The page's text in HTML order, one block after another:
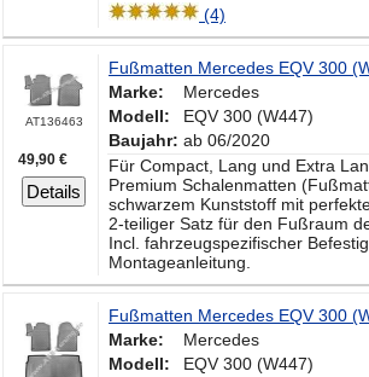
(4)
AT136463
49,90 €
Details
Fußmatten Mercedes EQV 300
Marke:
Mercedes
Modell:
EQV 300 (W447)
Baujahr: ab 06/2020
Für Compact, Lang und Extra
Premium Schalenmatten
schwarzem Kunststoff mit
2-teiliger Satz für den Fußraum
Incl. fahrzeugspezifischer
Montageanleitung.
Fußmatten Mercedes EQV 300
Marke:
Mercedes
Modell:
EQV 300 (W447)